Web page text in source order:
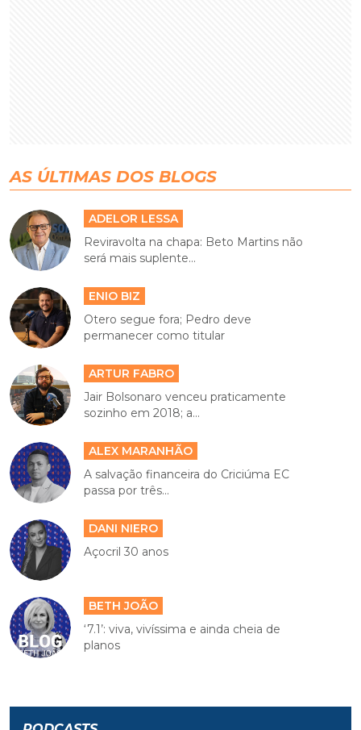
AS ÚLTIMAS DOS BLOGS
ADELOR LESSA
Reviravolta na chapa: Beto Martins não
será mais suplente...
ENIO BIZ
Otero segue fora; Pedro deve
permanecer como titular
ARTUR FABRO
Jair Bolsonaro venceu praticamente
sozinho em 2018; a...
ALEX MARANHÃO
A salvação financeira do Criciúma EC
passa por três...
DANI NIERO
Açocril 30 anos
BETH JOÃO
‘7.1’: viva, vivíssima e ainda cheia de
planos